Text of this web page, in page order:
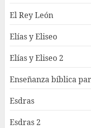
El Rey León
Elías y Eliseo
Elías y Eliseo 2
Enseñanza bíblica
Esdras
Esdras 2